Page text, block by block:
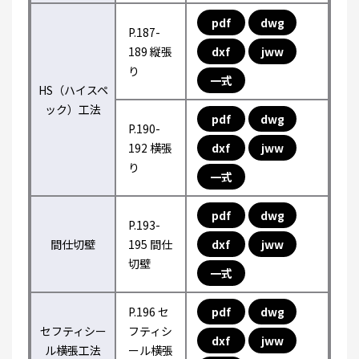
HS（ハイスペ
ック）工法
P.187-
189 縦張
り
pdf
dwg
dxf
jww
一式
P.190-
192 横張
り
pdf
dwg
dxf
jww
一式
間仕切壁
P.193-
195 間仕
切壁
pdf
dwg
dxf
jww
一式
セフティシー
ル横張工法
P.196 セ
フティシ
ール横張
pdf
dwg
dxf
jww